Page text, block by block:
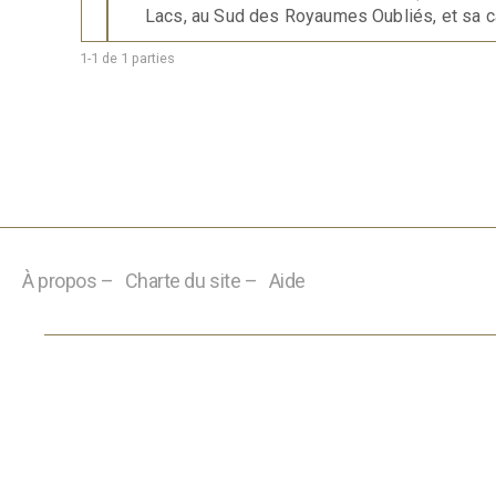
Lacs, au Sud des Royaumes Oubliés, et sa
1-1 de 1 parties
À propos – Charte du site – Aide